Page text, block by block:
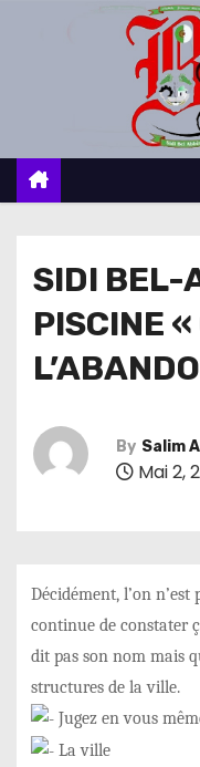
c
SIDI BEL-
PISCINE
By Salim
Mai 2,
Décidément, l’on
continue de constater
dit pas son nom mais
structures de la ville.
Jugez en vous
La ville